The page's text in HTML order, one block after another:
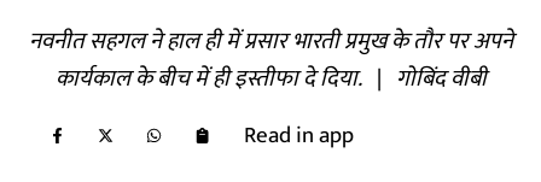
नवनीत सहगल ने हाल ही में प्रसार भारती प्रमुख के तौर पर अपने
कार्यकाल के बीच में ही इस्तीफा दे दिया. | गोबिंद वीबी
Read in app